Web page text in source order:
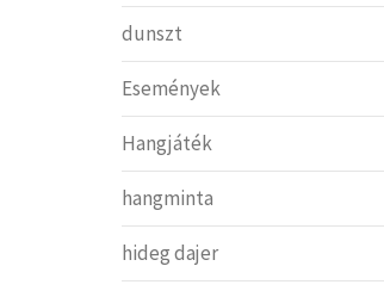
dunszt
Események
Hangjáték
hangminta
hideg dajer